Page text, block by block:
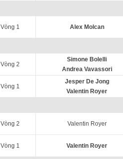
Vòng 1 Alex Molcan
Vòng 2
Simone Bolelli
Andrea Vavassori
Vòng 1
Jesper De Jong
Valentin Royer
Vòng 2 Valentin Royer
Vòng 1 Valentin Royer